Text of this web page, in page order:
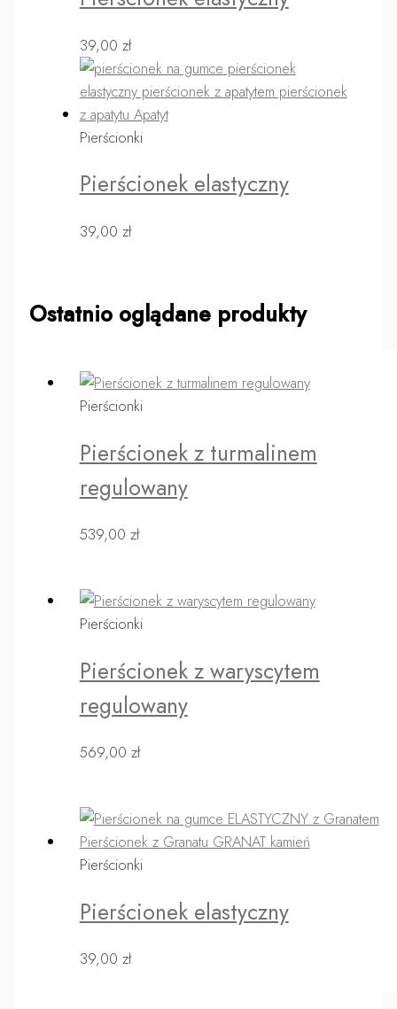
39,00 zł
Pierścionki
Pierścionek elastyczny
39,00 zł
Ostatnio oglądane produkty
Pierścionki
Pierścionek z turmalinem
regulowany
539,00 zł
Pierścionki
Pierścionek z waryscytem
regulowany
569,00 zł
Pierścionki
Pierścionek elastyczny
39,00 zł